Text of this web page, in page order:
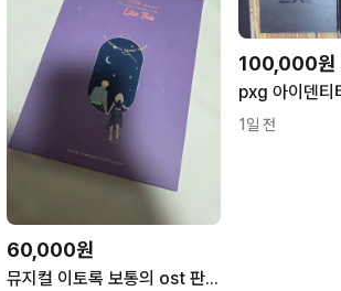
60,000원
뮤지컬 이토록 보통의 ost 판매
100,000원
1일 전